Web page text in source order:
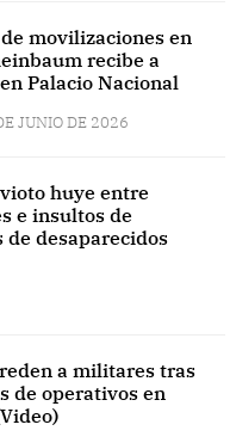
movilizaciones en
recibe a
Palacio Nacional
JUNIO DE 2026
huye entre
e insultos de
desaparecidos
a militares tras
de operativos en